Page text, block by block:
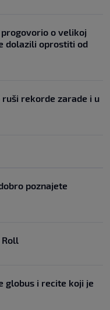
o velikoj
dolazili oprostiti od
ruši rekorde zarade i u
poznajete
Roll
globus i recite koji je